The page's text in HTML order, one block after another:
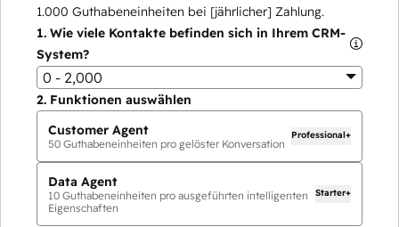
1.000 Guthabeneinheiten bei [jährlicher] Zahlung.
1. Wie viele Kontakte befinden sich in Ihrem CRM-
System?
0 - 2,000
2. Funktionen auswählen
Customer Agent
50 Guthabeneinheiten pro gelöster Konversation
Professional+
Data Agent
10 Guthabeneinheiten pro ausgeführten intelligenten
Eigenschaften
Starter+